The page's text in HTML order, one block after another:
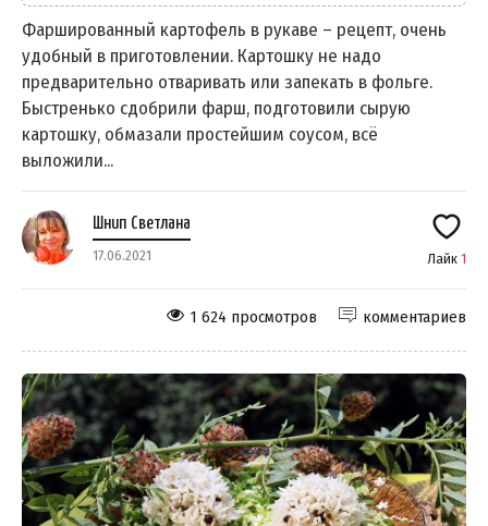
Фаршированный картофель в рукаве – рецепт, очень
удобный в приготовлении. Картошку не надо
предварительно отваривать или запекать в фольге.
Быстренько сдобрили фарш, подготовили сырую
картошку, обмазали простейшим соусом, всё
выложили...
Шнип Светлана
17.06.2021 Лайк 1
комментариев
1 624 просмотров